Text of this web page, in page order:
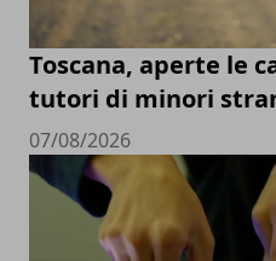
Toscana, aperte le
tutori di minori
07/08/2026